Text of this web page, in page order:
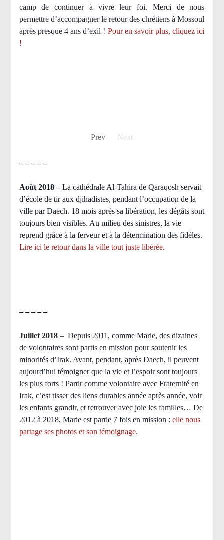
camp de continuer à vivre leur foi. Merci de nous
permettre d’accompagner le retour des chrétiens à Mossoul
après presque 4 ans d’exil ! Pour en savoir plus, cliquez ici
!
Prev Next
– – – – –
Août 2018–La cathédrale Al-Tahira de Qaraqosh servait
d’école de tir aux djihadistes, pendant l’occupation de la
ville par Daech. 18 mois après sa libération, les dégâts sont
toujours bien visibles. Au milieu des sinistres, la vie
reprend grâce à la ferveur et à la détermination des fidèles.
Lire ici le retour dans la ville tout juste libérée.
– – – – –
Juillet 2018 – Depuis 2011, comme Marie, des dizaines
de volontaires sont partis en mission pour soutenir les
minorités d’Irak. Avant, pendant, après Daech, il peuvent
aujourd’hui témoigner que la vie et l’espoir sont toujours
les plus forts ! Partir comme volontaire avec Fraternité en
Irak, c’est tisser des liens durables année après année, voir
les enfants grandir, et retrouver avec joie les familles… De
2012 à 2018, Marie est partie 7 fois en mission : elle nous
partage ses photos et son témoignage.